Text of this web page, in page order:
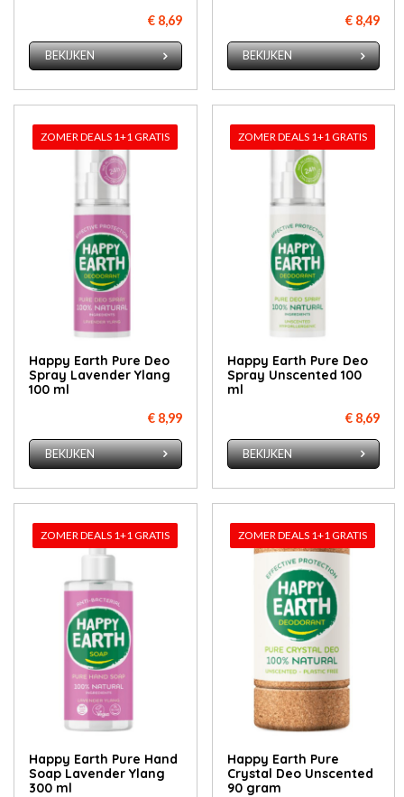
€ 8,69
BEKIJKEN
€ 8,49
BEKIJKEN
ZOMER DEALS 1+1 GRATIS
Happy Earth Pure Deo
Spray Lavender Ylang
100 ml
€ 8,99
BEKIJKEN
ZOMER DEALS 1+1 GRATIS
Happy Earth Pure Deo
Spray Unscented 100
ml
€ 8,69
BEKIJKEN
ZOMER DEALS 1+1 GRATIS
Happy Earth Pure Hand
Soap Lavender Ylang
300 ml
ZOMER DEALS 1+1 GRATIS
Happy Earth Pure
Crystal Deo Unscented
90 gram